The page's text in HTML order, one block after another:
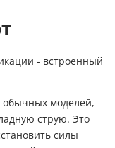
- встроенный
обычных моделей,
струю. Это
силы